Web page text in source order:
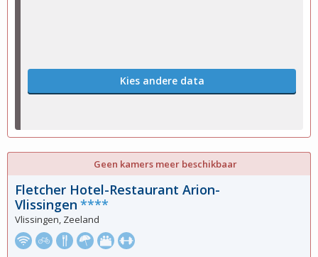
Kies andere data
Geen kamers meer beschikbaar
Fletcher Hotel-Restaurant Arion-
Vlissingen ****
Vlissingen, Zeeland